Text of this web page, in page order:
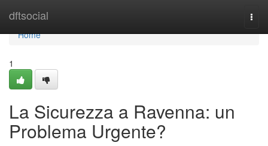
dftsocial
Home
Home
1
La Sicurezza a Ravenna: un
Problema Urgente?